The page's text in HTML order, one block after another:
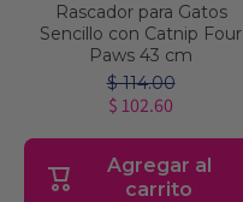
Rascador para Gatos
Sencillo con Catnip Four
Paws 43 cm
$ 114.00
$ 102.60
Agregar al
carrito